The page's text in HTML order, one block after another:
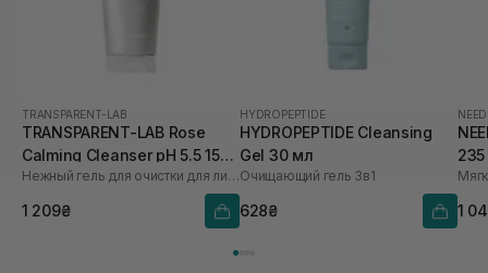
TRANSPARENT-LAB
TRANSPARENT-LAB Rose
Calming Cleanser pH 5.5 150
мл
Нежный гель для очистки для лица
1 209₴
HYDROPEPTIDE
HYDROPEPTIDE Cleansing
Gel 30 мл
Очищающий гель 3в1
628₴ 1